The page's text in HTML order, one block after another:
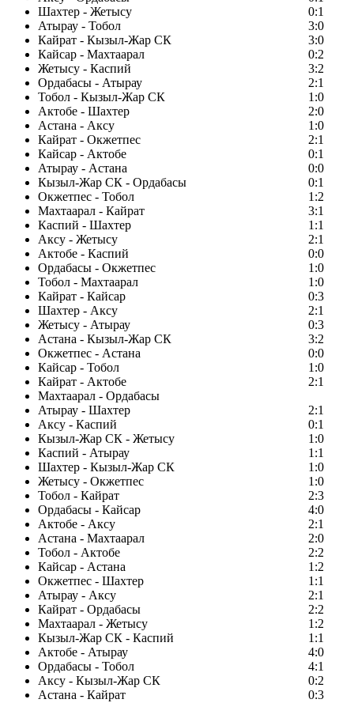
Шахтер - Жетысу
0:1
Атырау - Тобол
3:0
Кайрат - Кызыл-Жар СК
3:0
Кайсар - Махтаарал
0:2
Жетысу - Каспий
3:2
Ордабасы - Атырау
2:1
Тобол - Кызыл-Жар СК
1:0
Актобе - Шахтер
2:0
Астана - Аксу
1:0
Кайрат - Окжетпес
2:1
Кайсар - Актобе
0:1
Атырау - Астана
0:0
Кызыл-Жар СК - Ордабасы
0:1
Окжетпес - Тобол
1:2
Махтаарал - Кайрат
3:1
Каспий - Шахтер
1:1
Аксу - Жетысу
2:1
Актобе - Каспий
0:0
Ордабасы - Окжетпес
1:0
Тобол - Махтаарал
1:0
Кайрат - Кайсар
0:3
Шахтер - Аксу
2:1
Жетысу - Атырау
0:3
Астана - Кызыл-Жар СК
3:2
Окжетпес - Астана
0:0
Кайсар - Тобол
1:0
Кайрат - Актобе
2:1
Махтаарал - Ордабасы
Атырау - Шахтер
2:1
Аксу - Каспий
0:1
Кызыл-Жар СК - Жетысу
1:0
Каспий - Атырау
1:1
Шахтер - Кызыл-Жар СК
1:0
Жетысу - Окжетпес
1:0
Тобол - Кайрат
2:3
Ордабасы - Кайсар
4:0
Актобе - Аксу
2:1
Астана - Махтаарал
2:0
Тобол - Актобе
2:2
Кайсар - Астана
1:2
Окжетпес - Шахтер
1:1
Атырау - Аксу
2:1
Кайрат - Ордабасы
2:2
Махтаарал - Жетысу
1:2
Кызыл-Жар СК - Каспий
1:1
Актобе - Атырау
4:0
Ордабасы - Тобол
4:1
Аксу - Кызыл-Жар СК
0:2
Астана - Кайрат
0:3